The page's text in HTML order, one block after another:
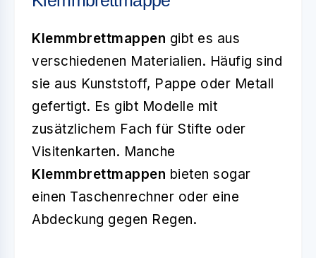
Klemmbrettmappen gibt es aus
verschiedenen Materialien. Häufig sind
sie aus Kunststoff, Pappe oder Metall
gefertigt. Es gibt Modelle mit
zusätzlichem Fach für Stifte oder
Visitenkarten. Manche
Klemmbrettmappen bieten sogar
einen Taschenrechner oder eine
Abdeckung gegen Regen.